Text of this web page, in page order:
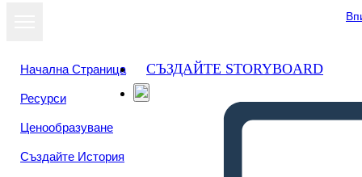
Начална Страница
Ресурси
Ценообразуване
Създайте История
СЪЗДАЙТЕ STORYBOARD